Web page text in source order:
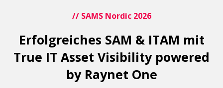
// SAMS Nordic 2026
Erfolgreiches SAM & ITAM mit
True IT Asset Visibility powered
by Raynet One